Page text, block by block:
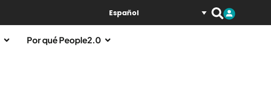
Español
Por qué People2.0